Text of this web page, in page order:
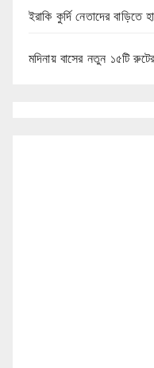
ইরাকি কুর্দি নেতাদের বাড়িতে
মদিনায় বাসের নতুন ১৫টি